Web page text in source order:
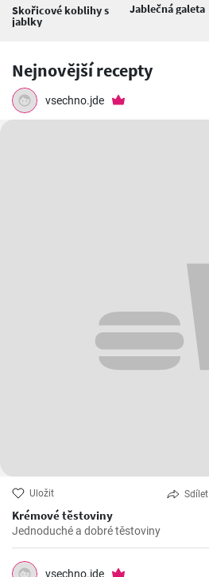
Skořicové koblihy s
jablky
Jablečná galeta
Nejnovější recepty
vsechno.jde
Uložit Sdílet
Krémové těstoviny
Jednoduché a dobré těstoviny
vsechno.jde